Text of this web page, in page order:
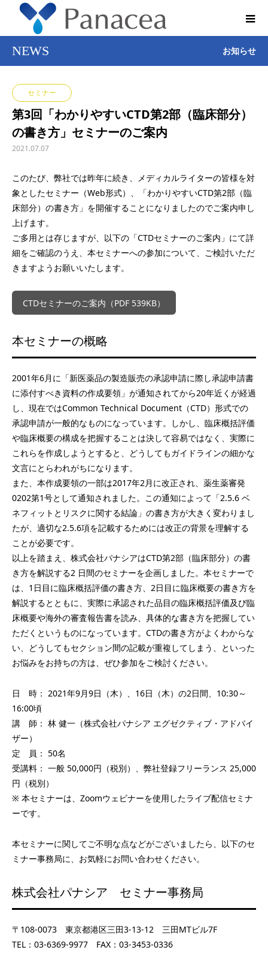
NEWS お知らせ
セミナー
第3回「わかりやすいCTD第2部（臨床部分）
の書き方」セミナーのご案内
2021.07.07
このたび、弊社では昨年に続き、メディカルライターの皆様を対
象としたセミナー（Web形式）、「わかりやすいCTD第2部（臨
床部分）の書き方」を開催することになりましたのでご案内申し
上げます。
ご多用とは存じますが、以下の「CTDセミナーのご案内」にて詳
細をご確認のうえ、本セミナーへの参加について、ご検討いただ
きますようお願いいたします。
CTDセミナーのご案内（PDF 539KB）
本セミナーの概略
2001年6月に「新医薬品の製造販売の承認申請に際し承認申請書
に添付すべき資料の作成要領」が通知されてから20年近くが経過
し、現在ではCommon Technical Document（CTD）形式での
承認申請が一般的なものになっています。しかし、臨床概括評価
や臨床概要の構成を把握することは決して容易ではなく、実際に
これらを作成しようとすると、どうしてもガイドラインの細かな
文言にとらわれがちになります。
また、本作成要領の一部は2017年2月に改正され、薬生薬審発
0202第1号として通知されました。この通知によって「2.5.6 ベ
ネフィットとリスクに関する結論」の書き方が大きく変わりまし
たが、適切な2.5.6項を記載するためには改正の背景を理解する
ことが必要です。
以上を踏まえ、株式会社パナシアはCTD第2部（臨床部分）の書
き方を解説する2 日間のセミナーを企画しました。本セミナーで
は、1日目に臨床概括評価の書き方、2日目に臨床概要の書き方を
解説するとともに、実際に承認された品目の臨床概括評価及び臨
床概要や海外の審査報告書を読み、具体的な書き方を把握してい
ただくというものになっています。CTDの書き方がよくわからな
い、どうしてもセクション間の記載が重複してしまう、といった
お悩みをお持ちの方は、ぜひ参加をご検討ください。
日 時： 2021年9月9日（木）、16日（木）の2日間、10:30～
16:00頃
講 師： 林 健一（株式会社パナシア エグゼクティブ・アドバイ
ザー）
定 員： 50名
受講料： 一般 50,000円（税別）、弊社登録フリーランス 25,000
円（税別）
※ 本セミナーは、Zoomウェビナーを使用したライブ配信セミナ
ーです。
本セミナーに関してご不明な点などがございましたら、以下のセ
ミナー事務局に、お気軽にお問い合わせください。
株式会社パナシア セミナー事務局
〒108-0073 東京都港区三田3-13-12 三田MTビル7F
TEL：03-6369-9977 FAX：03-3453-0336